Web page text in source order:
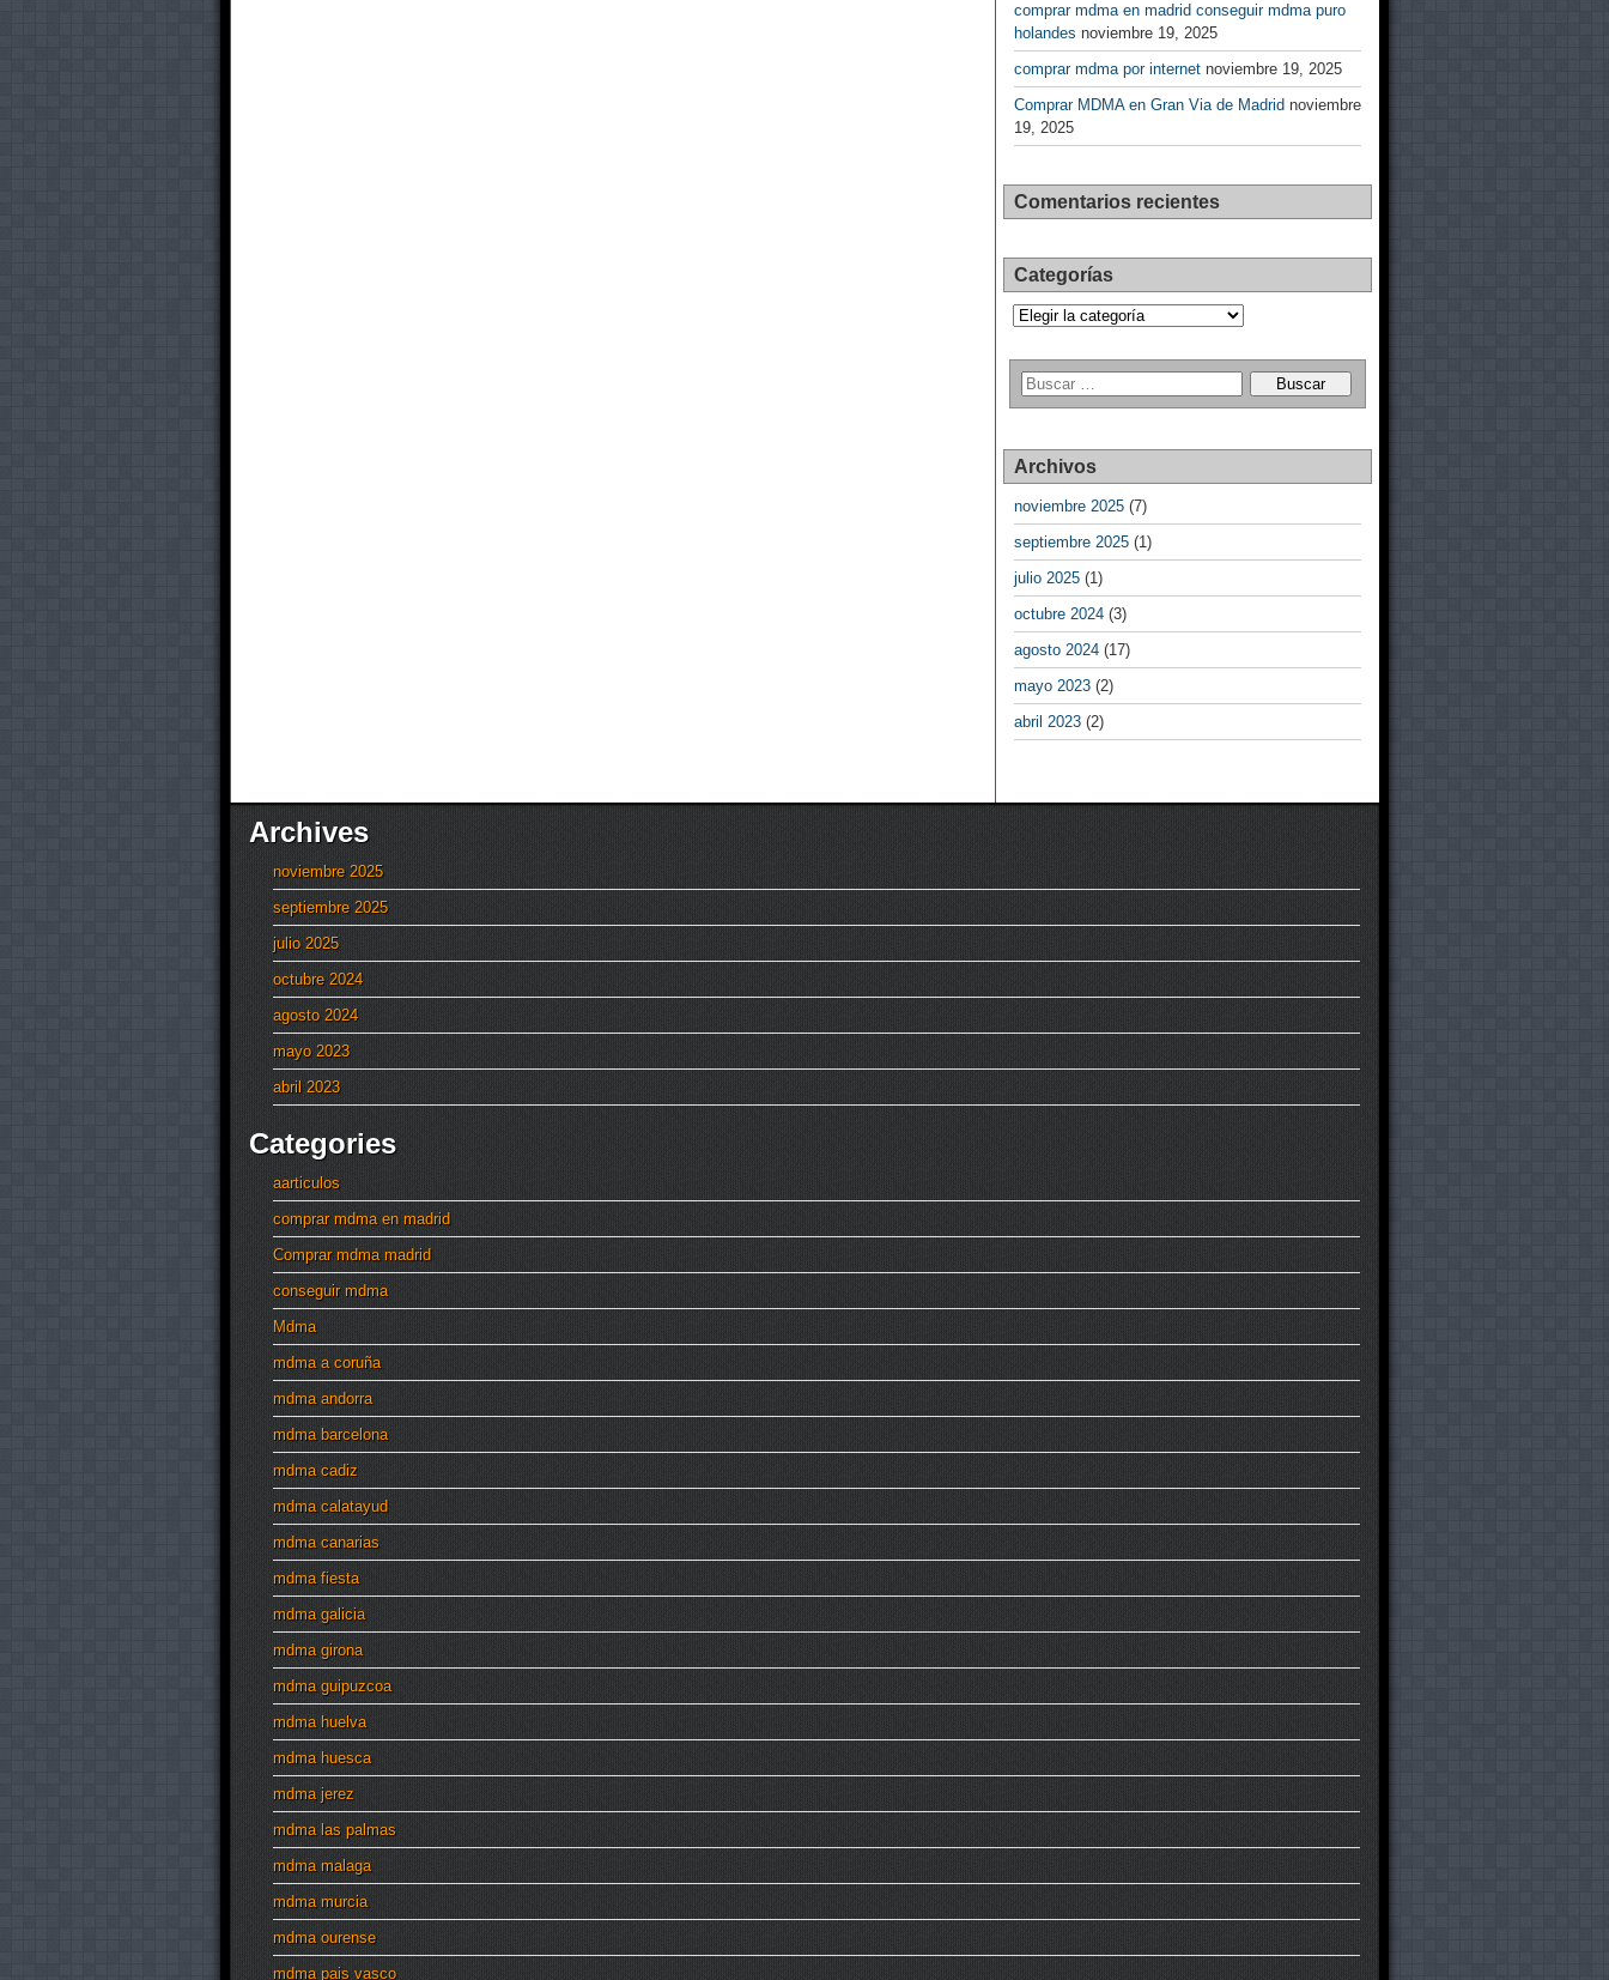
comprar mdma en madrid conseguir mdma puro
holandes noviembre 19, 2025
comprar mdma por internet noviembre 19, 2025
Comprar MDMA en Gran Via de Madrid noviembre
19, 2025
Comentarios recientes
Categorías
Categorías
Archivos
noviembre 2025 (7)
septiembre 2025 (1)
julio 2025 (1)
octubre 2024 (3)
agosto 2024 (17)
mayo 2023 (2)
abril 2023 (2)
Archives
noviembre 2025
septiembre 2025
julio 2025
octubre 2024
agosto 2024
mayo 2023
abril 2023
Categories
aarticulos
comprar mdma en madrid
Comprar mdma madrid
conseguir mdma
Mdma
mdma a coruña
mdma andorra
mdma barcelona
mdma cadiz
mdma calatayud
mdma canarias
mdma fiesta
mdma galicia
mdma girona
mdma guipuzcoa
mdma huelva
mdma huesca
mdma jerez
mdma las palmas
mdma malaga
mdma murcia
mdma ourense
mdma pais vasco